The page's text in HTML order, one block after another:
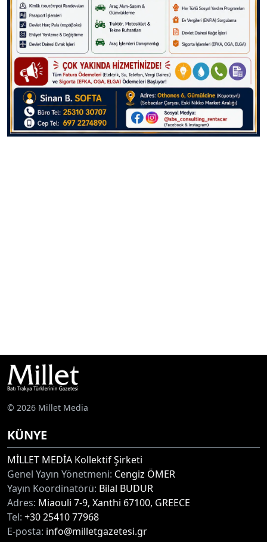
© 2026 Millet Media
KÜNYE
MİLLET MEDİA Kollektif Şirketi
Genel Yayın Yönetmeni: Cengiz ÖMER
Yayın Koordinatörü: Bilal BUDUR
Adres: Miaouli 7-9, Xanthi 67100, GREECE
Tel: +30 25410 77968
E-posta: info@milletgazetesi.gr